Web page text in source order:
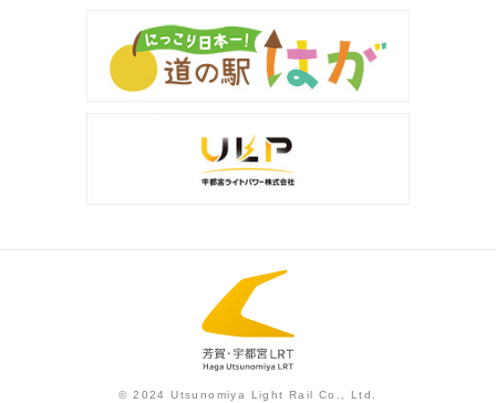
© 2024 Utsunomiya Light Rail Co., Ltd.